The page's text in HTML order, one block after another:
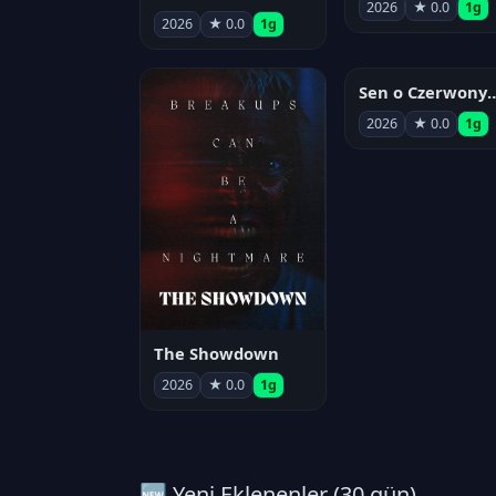
2026 ★ 0.0 1g
2026 ★ 0.0 1g
The Showdown
2026 ★ 0.0 1g
Sen o
2026 ★ 0.0 1g